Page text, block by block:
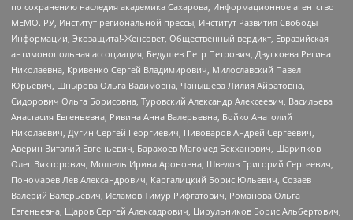
по сохранению наследия академика Сахарова, Информационное агентство
МЕМО. РУ, Институт региональной прессы, Институт Развития Свободы
Информации, Экозащита!-Женсовет, Общественный вердикт, Евразийская
антимонопольная ассоциация, Бедушев Петр Петрович, Дзугкоева Регина
Николаевна, Кривенко Сергей Владимирович, Милославский Павел
Юрьевич, Шнырова Ольга Вадимовна, Чанышева Лилия Айратовна,
Сидорович Ольга Борисовна, Туровский Александр Алексеевич, Васильева
Анастасия Евгеньевна, Ривина Анна Валерьевна, Бойко Анатолий
Николаевич, Дугин Сергей Георгиевич, Пивоваров Андрей Сергеевич,
Аверин Виталий Евгеньевич, Барахоев Магомед Бекханович, Шарипков
Олег Викторович, Мошель Ирина Ароновна, Шведов Григорий Сергеевич,
Пономарев Лев Александрович, Каргалицкий Борис Юльевич, Созаев
Валерий Валерьевич, Исламов Тимур Рифгатович, Романова Ольга
Евгеньевна, Щаров Сергей Алексадрович, Цирульников Борис Альбертович,